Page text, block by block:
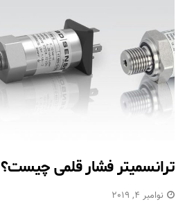
ترانسمیتر فشار قلمی چیست؟
نوامبر 4, 2019